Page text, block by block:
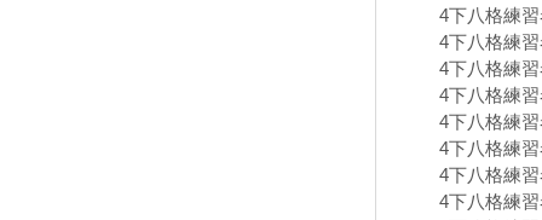
4下八格練
4下八格練
4下八格練
4下八格練
4下八格練
4下八格練
4下八格練
4下八格練